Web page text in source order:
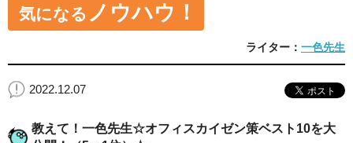
気になる ノウハウ！
ライター： 一色先生
2022.12.07
教えて！一色先生☆オフィスカイゼン策ベスト10を大